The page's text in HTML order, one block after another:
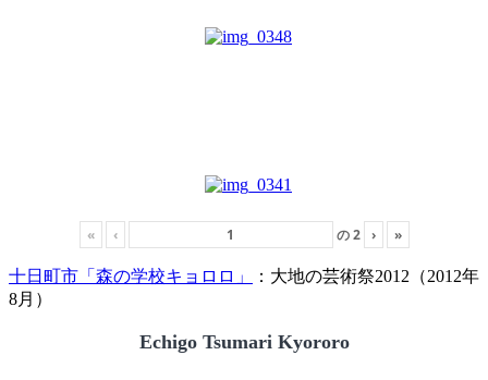
« ‹ の2 › »
十日町市「森の学校キョロロ」
：大地の芸術祭2012（2012年
8月）
Echigo Tsumari Kyororo